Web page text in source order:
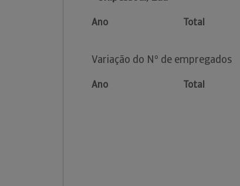
Ano Total
Variação do Nº de empregados
Ano Total